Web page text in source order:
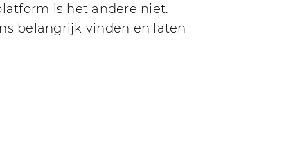
is het andere niet.
belangrijk vinden en laten